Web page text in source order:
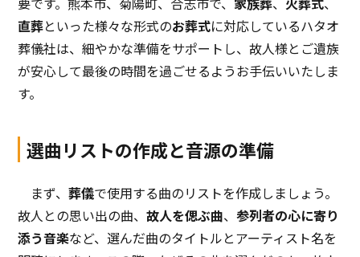
直葬といった様々な形式のお葬式に対応しているハタオ
葬儀社は、細やかな準備をサポートし、故人様とご遺族
が安心して最後の時間を過ごせるようお手伝いいたしま
す。
選曲リストの作成と音源の準備
まず、葬儀で使用する曲のリストを作成しましょう。
故人との思い出の曲、故人を偲ぶ曲、参列者の心に寄り
添う音楽など、選んだ曲のタイトルとアーティスト名を